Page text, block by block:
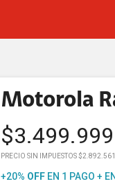
Motorola
$3.499.999
PRECIO SIN IMPUESTOS $2.892.561
+20% OFFEN 1 PAGO +